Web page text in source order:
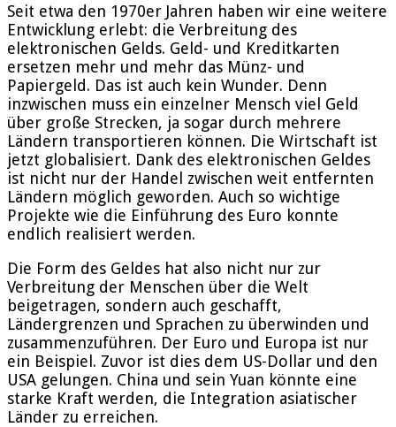
Seit etwa den 1970er Jahren haben wir eine weitere
Entwicklung erlebt: die Verbreitung des
elektronischen Gelds. Geld- und Kreditkarten
ersetzen mehr und mehr das Münz- und
Papiergeld. Das ist auch kein Wunder. Denn
inzwischen muss ein einzelner Mensch viel Geld
über große Strecken, ja sogar durch mehrere
Ländern transportieren können. Die Wirtschaft ist
jetzt globalisiert. Dank des elektronischen Geldes
ist nicht nur der Handel zwischen weit entfernten
Ländern möglich geworden. Auch so wichtige
Projekte wie die Einführung des Euro konnte
endlich realisiert werden.
Die Form des Geldes hat also nicht nur zur
Verbreitung der Menschen über die Welt
beigetragen, sondern auch geschafft,
Ländergrenzen und Sprachen zu überwinden und
zusammenzuführen. Der Euro und Europa ist nur
ein Beispiel. Zuvor ist dies dem US-Dollar und den
USA gelungen. China und sein Yuan könnte eine
starke Kraft werden, die Integration asiatischer
Länder zu erreichen.